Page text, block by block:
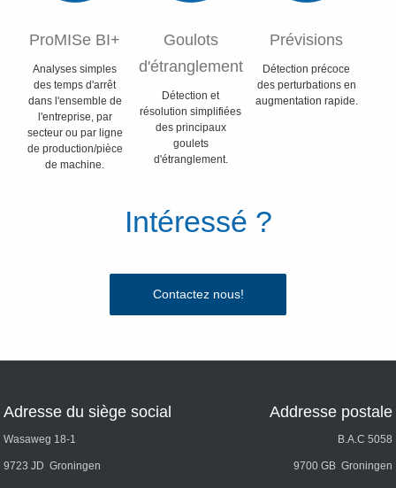
ProMISe BI+
Analyses simples
des temps d'arrêt
dans l'ensemble de
l'entreprise, par
secteur ou par ligne
de production/pièce
de machine.
Goulots
d'étranglement
Détection et
résolution simplifiées
des principaux
goulets
d'étranglement.
Prévisions
Détection précoce
des perturbations en
augmentation rapide.
Intéressé ?
Contactez nous!
Adresse du siège social
Wasaweg 18-1
9723 JD Groningen
Addresse postale
B.A.C 5058
9700 GB Groningen